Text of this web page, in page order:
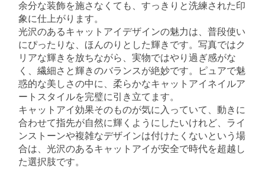
余分な装飾を施さなくても、すっきりと洗練された印
象に仕上がります。
光沢のあるキャットアイデザインの魅力は、普段使い
にぴったりな、ほんのりとした輝きです。写真ではク
リアな輝きを放ちながら、実物ではやり過ぎ感がな
く、繊細さと輝きのバランスが絶妙です。ピュアで魅
惑的な美しさの中に、柔らかなキャットアイネイルア
ートスタイルを完璧に引き立てます。
キャットアイ効果そのものが気に入っていて、動きに
合わせて指先が自然に輝くようにしたいけれど、ライ
ンストーンや複雑なデザインは付けたくないという場
合は、光沢のあるキャットアイが安全で時代を超越し
た選択肢です。